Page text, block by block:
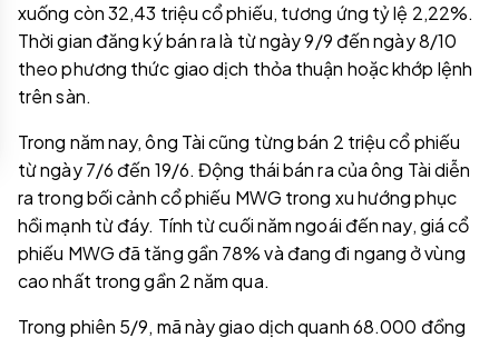
xuống còn 32,43 triệu cổ phiếu, tương ứng tỷ lệ 2,22%.
Thời gian đăng ký bán ra là từ ngày 9/9 đến ngày 8/10
theo phương thức giao dịch thỏa thuận hoặc khớp lệnh
trên sàn.
Trong năm nay, ông Tài cũng từng bán 2 triệu cổ phiếu
từ ngày 7/6 đến 19/6. Động thái bán ra của ông Tài diễn
ra trong bối cảnh cổ phiếu MWG trong xu hướng phục
hồi mạnh từ đáy. Tính từ cuối năm ngoái đến nay, giá cổ
phiếu MWG đã tăng gần 78% và đang đi ngang ở vùng
cao nhất trong gần 2 năm qua.
Trong phiên 5/9, mã này giao dịch quanh 68.000 đồng